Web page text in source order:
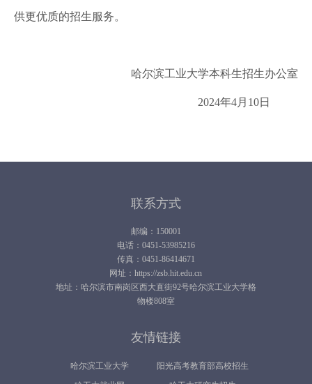
供更优质的招生服务。
哈尔滨工业大学本科生招生办公室
2024年4月10日
联系方式
邮编：150001
电话：0451-53985216
传真：0451-86414671
网址：https://zsb.hit.edu.cn
地址：哈尔滨市南岗区西大直街92号哈尔滨工业大学格
物楼808室
友情链接
哈尔滨工业大学 阳光高考教育部高校招生